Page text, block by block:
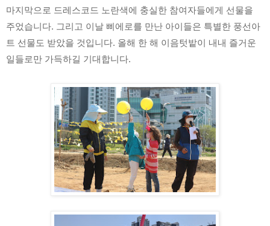
마지막으로 드레스코드 노란색에 충실한 참여자들에게 선물을
주었습니다. 그리고 이날 삐에로를 만난 아이들은 특별한 풍선아
트 선물도 받았을 것입니다. 올해 한 해 이음텃밭이 내내 즐거운
일들로만 가득하길 기대합니다.